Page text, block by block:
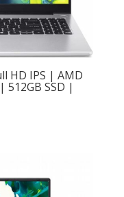
HD IPS | AMD
512GB SSD |